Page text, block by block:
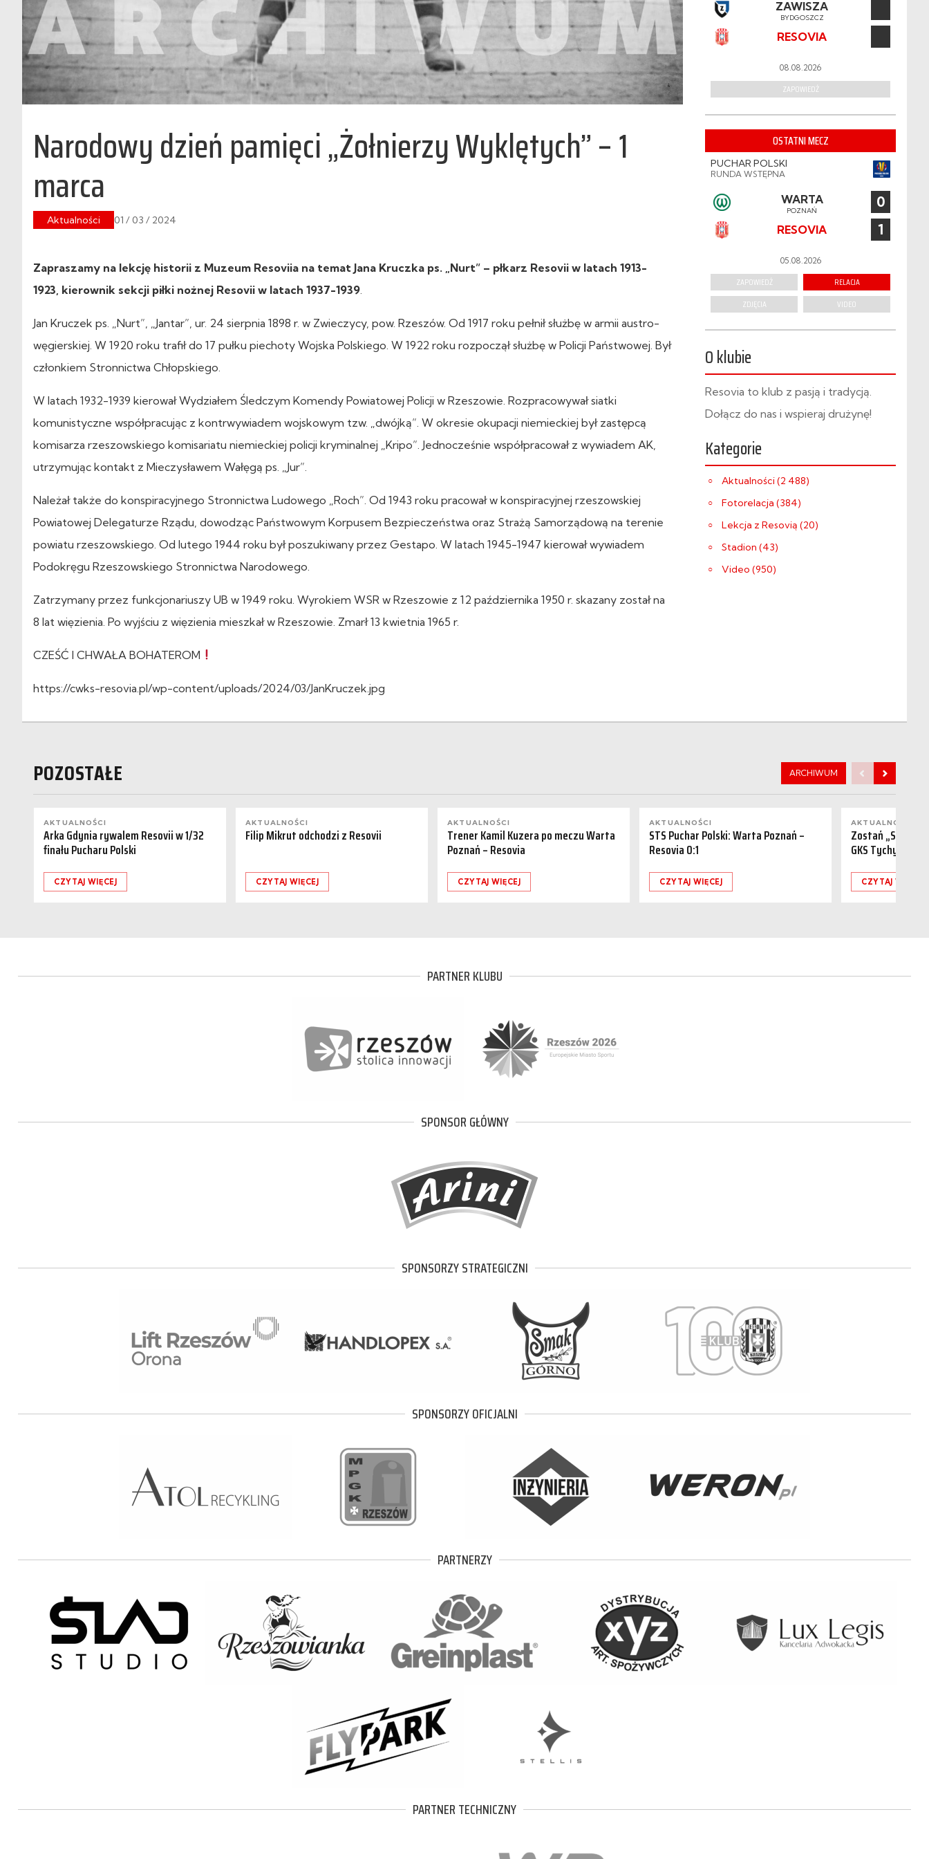
Narodowy dzień pamięci „Żołnierzy Wyklętych” – 1
marca
Aktualności 01 / 03 / 2024
Zapraszamy na lekcję historii z Muzeum Resoviia na temat Jana Kruczka ps. „Nurt” – płkarz Resovii w latach 1913-
1923, kierownik sekcji piłki nożnej Resovii w latach 1937-1939
Jan Kruczek ps. „Nurt”, „Jantar”, ur. 24 sierpnia 1898 r. w Zwieczycy, pow. Rzeszów. Od 1917 roku pełnił służbę w armii austro-
węgierskiej. W 1920 roku trafił do 17 pułku piechoty Wojska Polskiego. W 1922 roku rozpoczął służbę w Policji Państwowej. Był
członkiem Stronnictwa Chłopskiego.
W latach 1932-1939 kierował Wydziałem Śledczym Komendy Powiatowej Policji w Rzeszowie. Rozpracowywał siatki
komunistyczne współpracując z kontrwywiadem wojskowym tzw. „dwójką”. W okresie okupacji niemieckiej był zastępcą
komisarza rzeszowskiego komisariatu niemieckiej policji kryminalnej „Kripo”. Jednocześnie współpracował z wywiadem AK,
utrzymując kontakt z Mieczysławem Wałęgą ps. „Jur”.
Należał także do konspiracyjnego Stronnictwa Ludowego „Roch”. Od 1943 roku pracował w konspiracyjnej rzeszowskiej
Powiatowej Delegaturze Rządu, dowodząc Państwowym Korpusem Bezpieczeństwa oraz Strażą Samorządową na terenie
powiatu rzeszowskiego. Od lutego 1944 roku był poszukiwany przez Gestapo. W latach 1945-1947 kierował wywiadem
Podokręgu Rzeszowskiego Stronnictwa Narodowego.
Zatrzymany przez funkcjonariuszy UB w 1949 roku. Wyrokiem WSR w Rzeszowie z 12 października 1950 r. skazany został na
8 lat więzienia. Po wyjściu z więzienia mieszkał w Rzeszowie. Zmarł 13 kwietnia 1965 r.
CZEŚĆ I CHWAŁA BOHATEROM
https://cwks-resovia.pl/wp-content/uploads/2024/03/JanKruczek.jpg
ZAWISZA
BYDGOSZCZ
RESOVIA
08.08.2026
ZAPOWIEDŹ
OSTATNI MECZ
PUCHAR POLSKI
RUNDA WSTĘPNA
WARTA
POZNAŃ 0
RESOVIA 1
05.08.2026
ZAPOWIEDŹ
RELACJA
ZDJĘCIA
VIDEO
O klubie
Resovia to klub z pasją i tradycją.
Dołącz do nas i wspieraj drużynę!
Kategorie
Aktualności (2 488)
Fotorelacja (384)
Lekcja z Resovią (20)
Stadion (43)
Video (950)
POZOSTAŁE ARCHIWUM
AKTUALNOŚCI
Arka Gdynia rywalem Resovii w 1/32
finału Pucharu Polski
CZYTAJ WIĘCEJ
AKTUALNOŚCI
Filip Mikrut odchodzi z Resovii
CZYTAJ WIĘCEJ
AKTUALNOŚCI
Trener Kamil Kuzera po meczu Warta
Poznań – Resovia
CZYTAJ WIĘCEJ
AKTUALNOŚCI
STS Puchar Polski: Warta Poznań –
Resovia 0:1
CZYTAJ WIĘCEJ
AKTUALNOŚCI
Zostań
GKS Tychy
CZYTAJ WIĘCEJ
PARTNER KLUBU
SPONSOR GŁÓWNY
SPONSORZY STRATEGICZNI
SPONSORZY OFICJALNI
PARTNERZY
PARTNER TECHNICZNY